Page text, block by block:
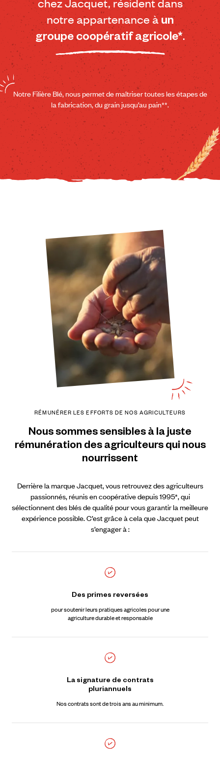
notre appartenance àun
groupe coopératif agricole*.
Notre Filière Blé, nous permet de maîtriser toutes les étapes de
la fabrication, du grain jusqu’au pain**.
RÉMUNÉRER LES EFFORTS DE NOS AGRICULTEURS
Noussommessensiblesàlajuste
rémunération desagriculteursqui nous
nourrissent
Derrière la marque Jacquet, vous retrouvez des agriculteurs
passionnés, réunis en coopérative depuis 1995*, qui
sélectionnent des blés de qualité pour vous garantir la meilleure
expérience possible. C’est grâce à cela que Jacquet peut
s’engager à :
Des primes reversées
pour soutenir leurs pratiques agricoles pour une
agriculture durable et responsable
La signature de contrats
pluriannuels
Nos contrats sont de trois ans au minimum.